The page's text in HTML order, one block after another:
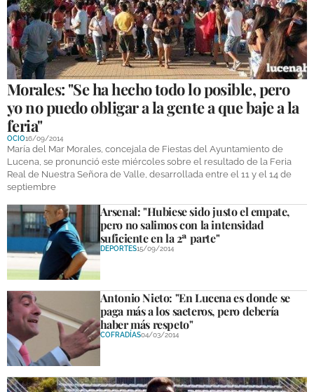
NECROLÓGICAS
GALERÍAS
Morales: "Se ha hecho todo lo posible, pero
yo no puedo obligar a la gente a que baje a la
feria"
OCIO16/09/2014
María del Mar Morales, concejala de Fiestas del Ayuntamiento de
Lucena, se pronunció este miércoles sobre el resultado de la Feria
Real de Nuestra Señora de Valle, desarrollada entre el 11 y el 14 de
septiembre
Arsenal: "Hubiese sido justo el empate,
pero no salimos con la intensidad
suficiente en la 2ª parte"
DEPORTES15/09/2014
Antonio Nieto: "En Lucena es donde se
paga más a los saeteros, pero debería
haber más respeto"
COFRADÍAS04/03/2014